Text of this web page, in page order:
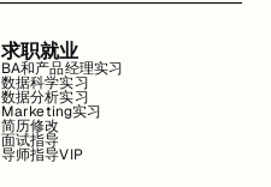
求职就业
BA和产品经理实习
数据科学实习
数据分析实习
Marketing实习
简历修改
面试指导
导师指导VIP